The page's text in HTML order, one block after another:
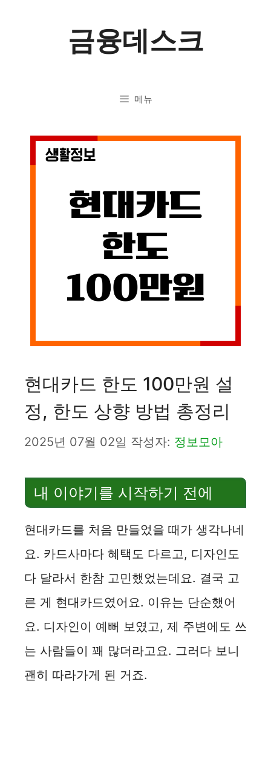
금융데스크
메뉴
현대카드 한도 100만원 설
정, 한도 상향 방법 총정리
2025년 07월 02일 작성자: 정보모아
내 이야기를 시작하기 전에
현대카드를 처음 만들었을 때가 생각나네
요. 카드사마다 혜택도 다르고, 디자인도
다 달라서 한참 고민했었는데요. 결국 고
른 게 현대카드였어요. 이유는 단순했어
요. 디자인이 예뻐 보였고, 제 주변에도 쓰
는 사람들이 꽤 많더라고요. 그러다 보니
괜히 따라가게 된 거죠.